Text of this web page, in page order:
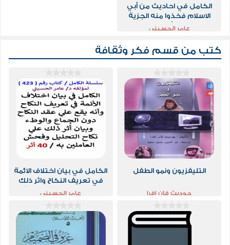
الكامل في احاديث من أبي
الاسلام فخذوا منه الجزية
والخراج ثلاثة أضعاف ما علي
عامر الحسيني
كتب من قسم فكر وثقافة
التليفزيون ونمو الطفل
جوديث فان إفرا
الكامل في بيان اختلاف الائمة
في تعريف النكاح واثر ذلك
علي نكاح التحليل وفحش
العاملين به
عامر الحسيني